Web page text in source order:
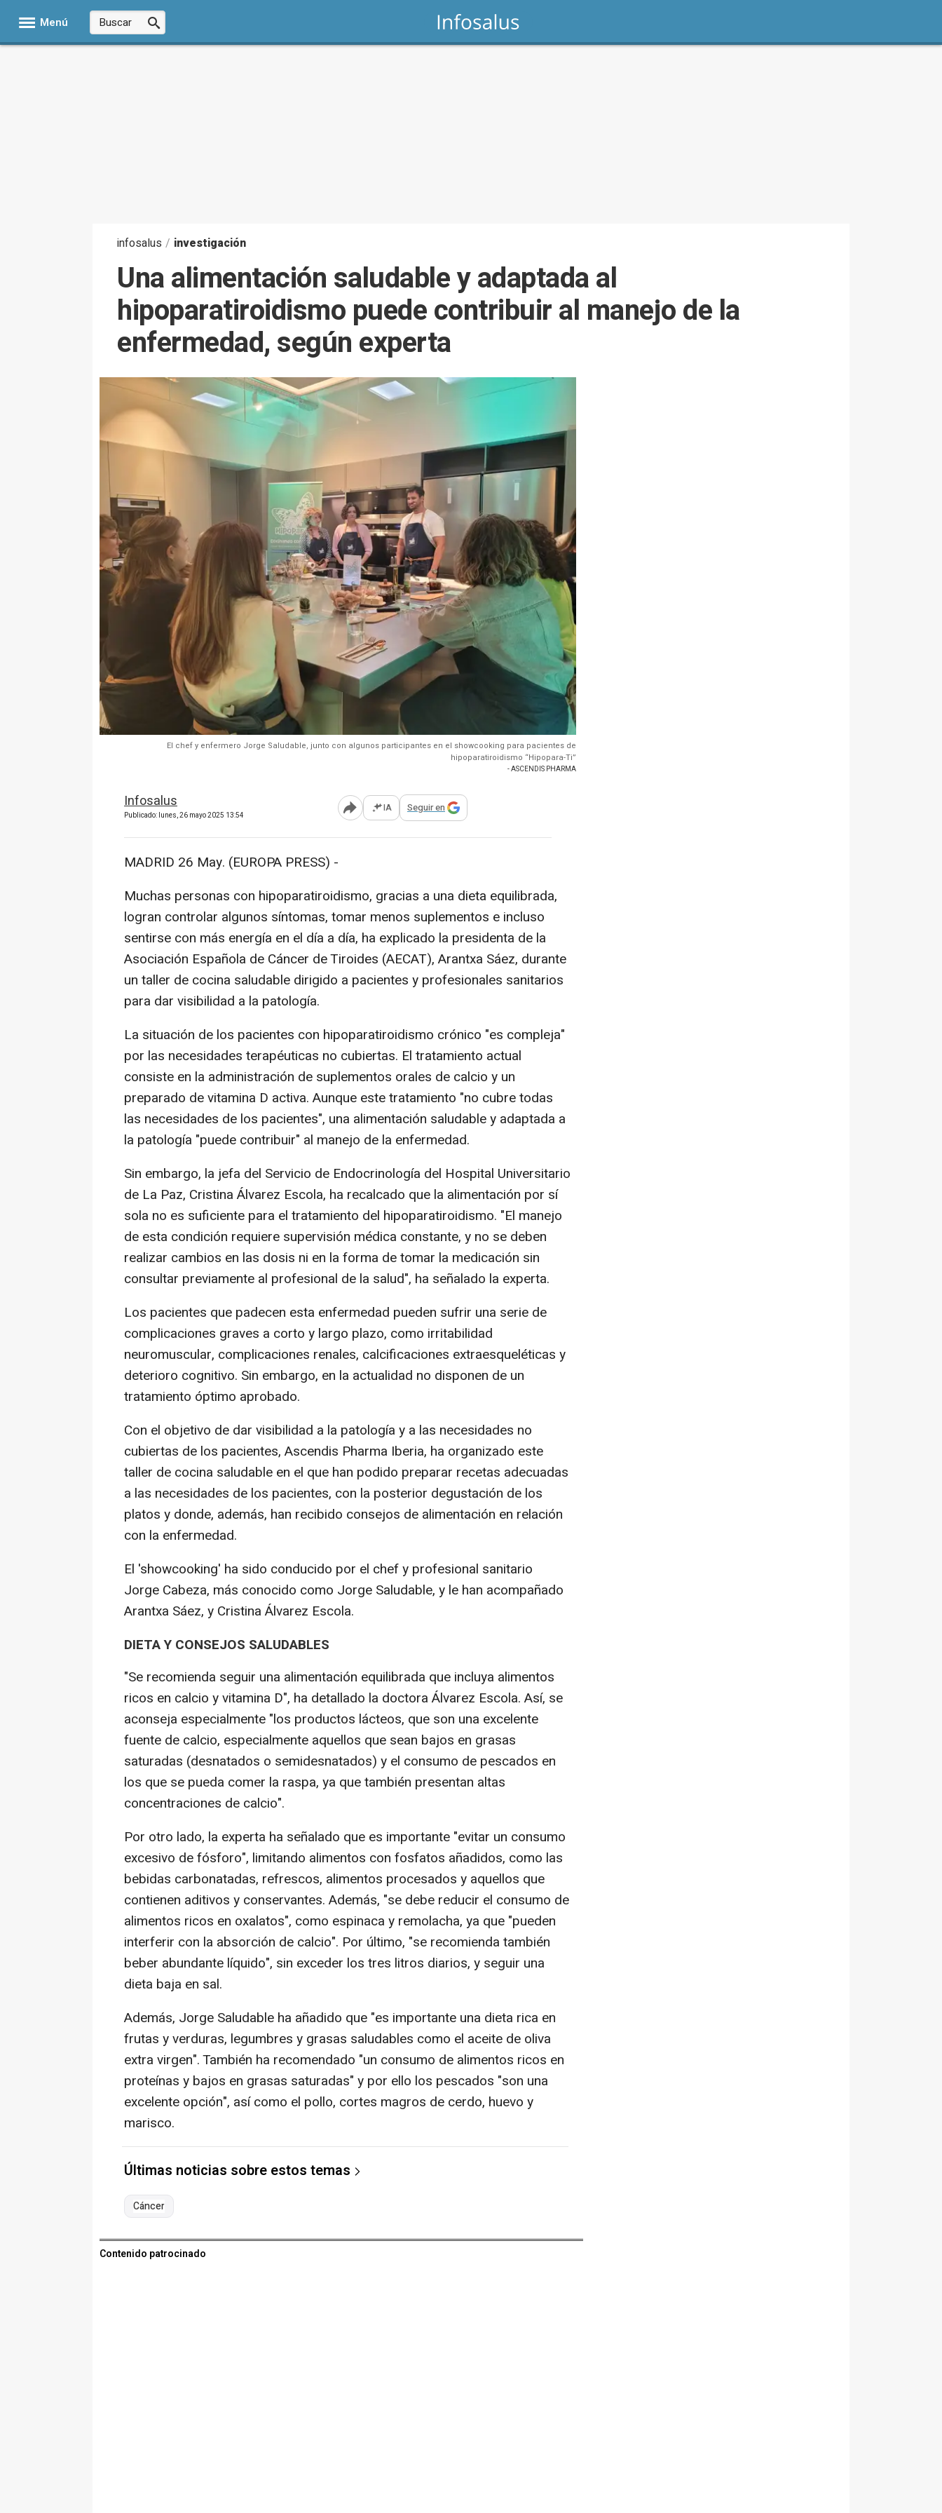
Menú
infosalus / investigación
Una alimentación saludable y adaptada al
hipoparatiroidismo puede contribuir al manejo de la
enfermedad, según experta
El chef y enfermero Jorge Saludable, junto con algunos participantes en el showcooking para pacientes de
hipoparatiroidismo “Hipopara-Ti”
- ASCENDIS PHARMA
Infosalus
Publicado: lunes, 26 mayo 2025 13:54 Abrir opciones para compartir
IA Seguir en
MADRID 26 May. (EUROPA PRESS) -
Muchas personas con hipoparatiroidismo, gracias a una dieta equilibrada,
logran controlar algunos síntomas, tomar menos suplementos e incluso
sentirse con más energía en el día a día, ha explicado la presidenta de la
Asociación Española de Cáncer de Tiroides (AECAT), Arantxa Sáez, durante
un taller de cocina saludable dirigido a pacientes y profesionales sanitarios
para dar visibilidad a la patología.
La situación de los pacientes con hipoparatiroidismo crónico "es compleja"
por las necesidades terapéuticas no cubiertas. El tratamiento actual
consiste en la administración de suplementos orales de calcio y un
preparado de vitamina D activa. Aunque este tratamiento "no cubre todas
las necesidades de los pacientes", una alimentación saludable y adaptada a
la patología "puede contribuir" al manejo de la enfermedad.
Sin embargo, la jefa del Servicio de Endocrinología del Hospital Universitario
de La Paz, Cristina Álvarez Escola, ha recalcado que la alimentación por sí
sola no es suficiente para el tratamiento del hipoparatiroidismo. "El manejo
de esta condición requiere supervisión médica constante, y no se deben
realizar cambios en las dosis ni en la forma de tomar la medicación sin
consultar previamente al profesional de la salud", ha señalado la experta.
Los pacientes que padecen esta enfermedad pueden sufrir una serie de
complicaciones graves a corto y largo plazo, como irritabilidad
neuromuscular, complicaciones renales, calcificaciones extraesqueléticas y
deterioro cognitivo. Sin embargo, en la actualidad no disponen de un
tratamiento óptimo aprobado.
Con el objetivo de dar visibilidad a la patología y a las necesidades no
cubiertas de los pacientes, Ascendis Pharma Iberia, ha organizado este
taller de cocina saludable en el que han podido preparar recetas adecuadas
a las necesidades de los pacientes, con la posterior degustación de los
platos y donde, además, han recibido consejos de alimentación en relación
con la enfermedad.
El 'showcooking' ha sido conducido por el chef y profesional sanitario
Jorge Cabeza, más conocido como Jorge Saludable, y le han acompañado
Arantxa Sáez, y Cristina Álvarez Escola.
DIETA Y CONSEJOS SALUDABLES
"Se recomienda seguir una alimentación equilibrada que incluya alimentos
ricos en calcio y vitamina D", ha detallado la doctora Álvarez Escola. Así, se
aconseja especialmente "los productos lácteos, que son una excelente
fuente de calcio, especialmente aquellos que sean bajos en grasas
saturadas (desnatados o semidesnatados) y el consumo de pescados en
los que se pueda comer la raspa, ya que también presentan altas
concentraciones de calcio".
Por otro lado, la experta ha señalado que es importante "evitar un consumo
excesivo de fósforo", limitando alimentos con fosfatos añadidos, como las
bebidas carbonatadas, refrescos, alimentos procesados y aquellos que
contienen aditivos y conservantes. Además, "se debe reducir el consumo de
alimentos ricos en oxalatos", como espinaca y remolacha, ya que "pueden
interferir con la absorción de calcio". Por último, "se recomienda también
beber abundante líquido", sin exceder los tres litros diarios, y seguir una
dieta baja en sal.
Además, Jorge Saludable ha añadido que "es importante una dieta rica en
frutas y verduras, legumbres y grasas saludables como el aceite de oliva
extra virgen". También ha recomendado "un consumo de alimentos ricos en
proteínas y bajos en grasas saturadas" y por ello los pescados "son una
excelente opción", así como el pollo, cortes magros de cerdo, huevo y
marisco.
Últimas noticias sobre estos temas
Cáncer
Contenido patrocinado